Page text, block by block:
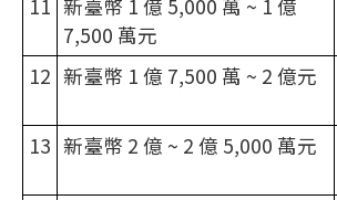
11 新臺幣 1 億 5,000 萬 ~ 1 億
7,500 萬元
12 新臺幣 1 億 7,500 萬 ~ 2 億元
13 新臺幣 2 億 ~ 2 億 5,000 萬元